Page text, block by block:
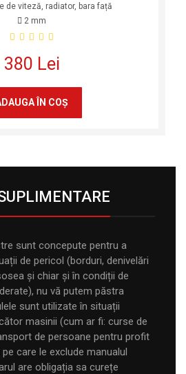
de viteză, radiator, bara față
2 mm
380 Lei
ÎN COŞ
sunt concepute pentru a
de pericol (borduri, denivelări
și chiar și în condiții de
nu vă putem păstra
sunt utilizate în situații
masinii (cum ar fi: curse de
de persoane pentru profit
care le exclude manualul
are obligația sa curețe